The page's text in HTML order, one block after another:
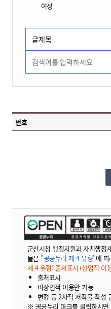
여성
번호
군산시청 행정지원과 자치행정
물은 "공공누리 제 4 유형"에 따
제 4 유형: 출처표시+상업적 이
출처표시
비상업적 이용만 가능
변형 등 2차적 저작물 작성
※ 공공누리 마크를 클릭하시